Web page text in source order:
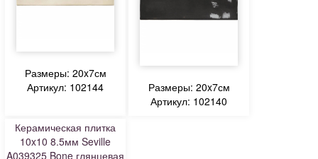
Размеры: 20x7см
Артикул: 102144
Размеры: 20x7см
Артикул: 102140
Керамическая плитка
10x10 8.5мм Seville
A039325 Bone глянцевая